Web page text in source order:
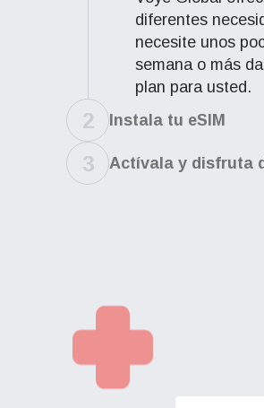
diferentes
necesite unos
semana o más
plan para usted.
2 Instala tu eSIM
3 Actívala y disfruta